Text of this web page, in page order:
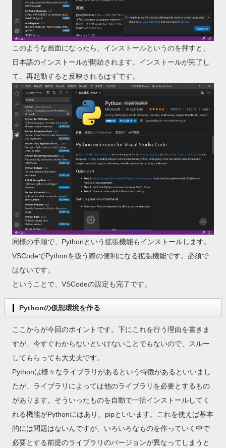
このような画面になったら、インストールというのを押すと、
日本語のインストールが開始されます。インストールが完了し
て、再起動すると反映されるはずです。
同様の手順で、Pythonという拡張機能もインストールします。
VSCodeでPythonを扱う際の便利になる拡張機能です。必須で
はないです。
ということで、VSCodeの設定も完了です。
Pythonの仮想環境を作る
ここからが今回のポイントです。下にこれを行う理由を書きま
すが、今すぐわからないといけないことでもないので、スルー
してもらっても大丈夫です。
Pythonは様々なライブラリがあるという特徴があるといいまし
たが、ライブラリによっては他のライブラリを必要とするもの
があります。そういったものを自動で一括インストールしてく
れる機能がPythonにはあり、pipといいます。これを使えば基本
的には問題はないんですが、いろいろなものを作っていく中で
必要とする前提のライブラリのバージョンが異なってしまうと